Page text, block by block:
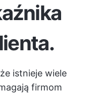
istnieje wiele
firmom